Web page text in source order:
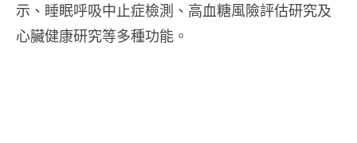
示、睡眠呼吸中止症檢測、高血糖風險評估研究及
心臟健康研究等多種功能。